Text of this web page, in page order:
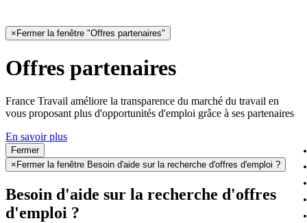
× Fermer la fenêtre "Offres partenaires"
Offres partenaires
France Travail améliore la transparence du marché du travail en
vous proposant plus d'opportunités d'emploi grâce à ses partenaires
En savoir plus
Fermer
× Fermer la fenêtre Besoin d'aide sur la recherche d'offres d'emploi ?
Besoin d'aide sur la recherche d'offres
d'emploi ?